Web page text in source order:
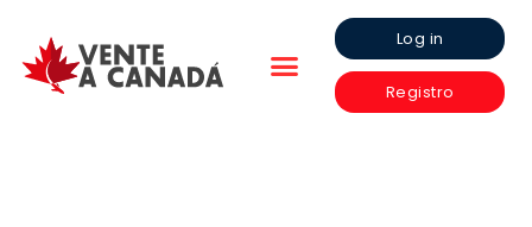
Log in
Registro